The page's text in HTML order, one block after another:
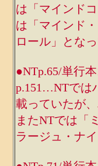
は「マインド
は「マインド
ロール」とな
●NTp.65/単行
p.151…NTでは
載っていたが
またNTでは「
ラージュ・ナ